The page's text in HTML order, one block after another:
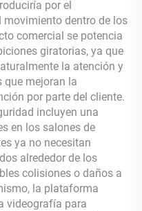
por el
movimiento dentro de los
comercial se potencia
giratorias, ya que
la atención y
que mejoran la
por parte del cliente.
incluyen una
en los salones de
ya no necesitan
alrededor de los
colisiones o daños a
la plataforma
videografía para